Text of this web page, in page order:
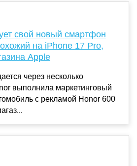
свой новый смартфон
на iPhone 17 Pro,
Apple
через несколько
выполнила маркетинговый
с рекламой Honor 600